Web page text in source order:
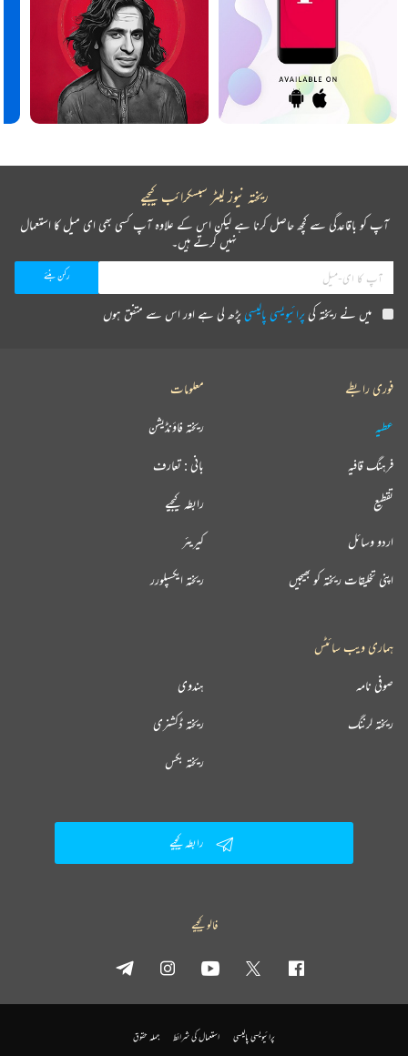
ریختہ نیوز لیٹر سبسکرائب کیجیے
آپ کو باقاعدگی سے کچھ حاصل کرنا ہے لیکن اس کے علاوہ آپ کسی بھی ای میل کا استعمال
نہیں کرتے ہیں۔
میں نے ریختہ کیپرائیویسی پالیسیپڑھ لی ہے اور اس سے متفق ہوں
فوری رابطے
عطیہ
فرہنگ قافیہ
تقطیع
اردو وسائل
اپنی تخلیقات ریختہ کو بھیجیں
معلومات
ریختہ فاؤنڈیشن
بانی : تعارف
رابطہ کیجیے
کیریئر
ریختہ ایکسپلورر
ہماری ویب سائٹس
ہندوی صوفی نامہ
ریختہ ڈکشنری ریختہ لرننگ
ریختہ بکس
رابطہ کیجیے
فالو کیجیے
پرائیویسی پالیسی استعمال کی شرائط جملہ حقوق